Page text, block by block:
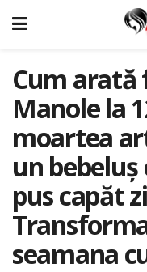
Cum arată
Manole la
moartea
un
pus capăt
seamana